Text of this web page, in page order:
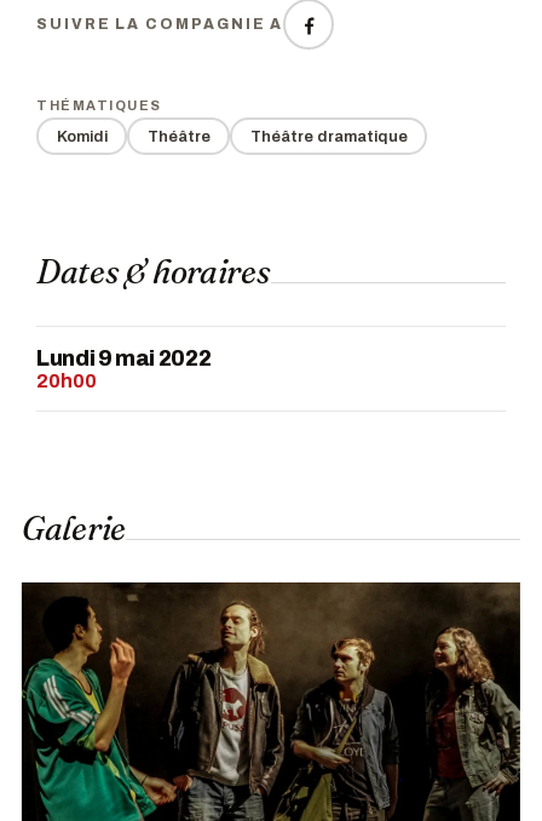
SUIVRE LA COMPAGNIE A
THÉMATIQUES
Komidi Théâtre Théâtre dramatique
Dates & horaires
Lundi 9 mai 2022
20h00
Galerie